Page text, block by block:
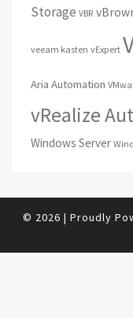
Storage VBR
veeam kasten vExpert
Aria Automation
vRealize
Windows Server
© 2026 | Proudly